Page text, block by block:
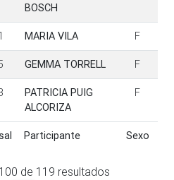
Participante Sexo
BOSCH
MARIA VILA F
GEMMA TORRELL F
PATRICIA PUIG
ALCORIZA
F
Participante Sexo
100 de 119 resultados